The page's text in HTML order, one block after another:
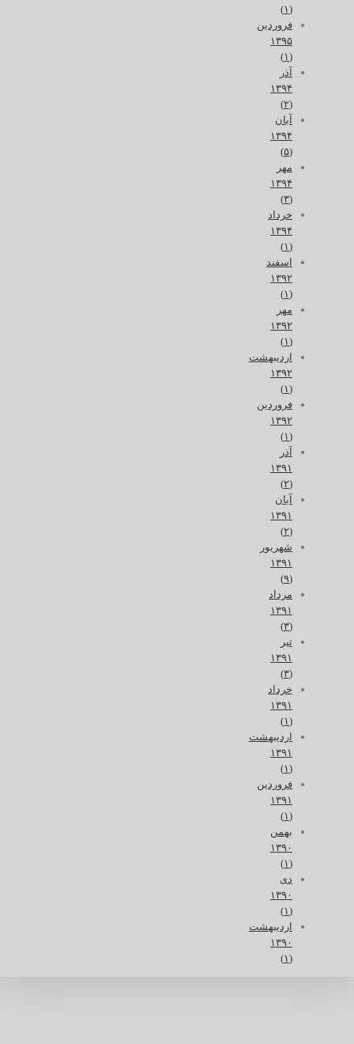
فروردین
۱۳۹۵
آذر
۱۳۹۴
آبان
۱۳۹۴
مهر
۱۳۹۴
خرداد
۱۳۹۴
اسفند
۱۳۹۲
مهر
۱۳۹۲
اردیبهشت
۱۳۹۲
فروردین
۱۳۹۲
آذر
۱۳۹۱
آبان
۱۳۹۱
شهریور
۱۳۹۱
مرداد
۱۳۹۱
تیر
۱۳۹۱
خرداد
۱۳۹۱
اردیبهشت
۱۳۹۱
فروردین
۱۳۹۱
بهمن
۱۳۹۰
دی
۱۳۹۰
اردیبهشت
۱۳۹۰